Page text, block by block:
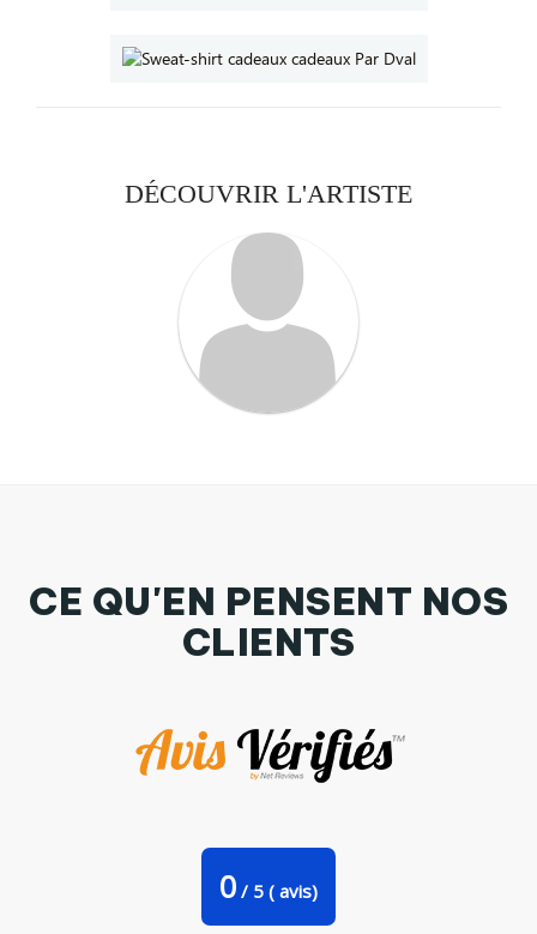
DÉCOUVRIR L'ARTISTE
CE QU'EN PENSENT NOS
CLIENTS
0 / 5 ( avis)